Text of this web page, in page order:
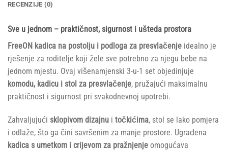
RECENZIJE (0)
Sve u jednom – praktičnost, sigurnost i ušteda prostora
FreeON kadica na postolju i podloga za presvlačenje idealno je
rješenje za roditelje koji žele sve potrebno za njegu bebe na
jednom mjestu. Ovaj višenamjenski 3-u-1 set objedinjuje
komodu, kadicu i stol za presvlačenje, pružajući maksimalnu
praktičnost i sigurnost pri svakodnevnoj upotrebi.
Zahvaljujući sklopivom dizajnu i točkićima, stol se lako pomjera
i odlaže, što ga čini savršenim za manje prostore. Ugrađena
kadica s umetkom i crijevom za pražnjenje omogućava